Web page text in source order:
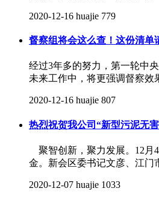
2020-12-16 huajie 779
督察组将会这么查！这份清单
经过3年多的努力，第一轮中
未来工作中，将更强调督察效
2020-12-16 huajie 807
热烈祝贺我公司“新型污泥无
聚智创新，聚力发展。12月
金。新会区委书记文彦、江
2020-12-07 huajie 1033